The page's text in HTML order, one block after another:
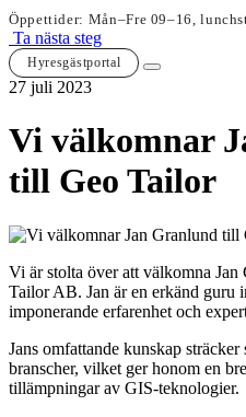
Öppettider: Mån–Fre 09–16,
Ta nästa steg
Hyresgästportal
27 juli 2023
Vi välkomnar
till Geo Tailor
Vi är stolta över att välkomna
Tailor AB. Jan är en erkänd guru
imponerande erfarenhet och
Jans omfattande kunskap
branscher, vilket ger honom en
tillämpningar av GIS-teknologier.